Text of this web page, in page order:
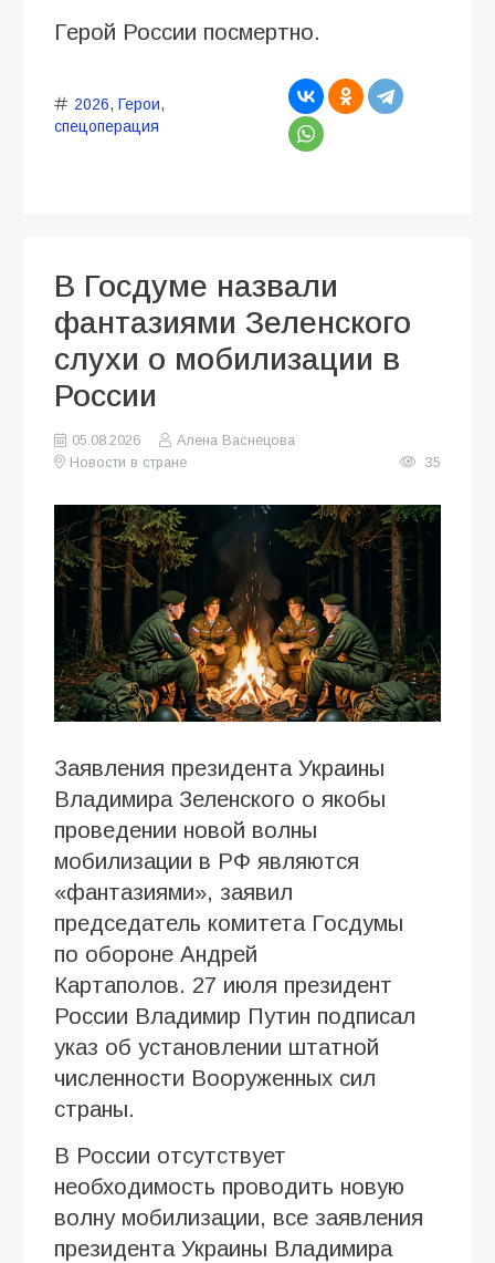
Герой России посмертно.
2026, Герои,
спецоперация
В Госдуме назвали
фантазиями Зеленского
слухи о мобилизации в
России
05.08.2026
Алена Васнецова
Новости в стране
35
Заявления президента Украины
Владимира Зеленского о якобы
проведении новой волны
мобилизации в РФ являются
«фантазиями», заявил
председатель комитета Госдумы
по обороне Андрей
Картаполов. 27 июля президент
России Владимир Путин подписал
указ об установлении штатной
численности Вооруженных сил
страны.
В России отсутствует
необходимость проводить новую
волну мобилизации, все заявления
президента Украины Владимира